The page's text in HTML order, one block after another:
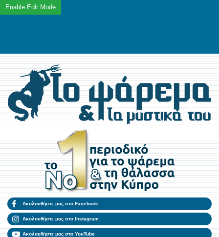
Ακολουθήστε μας στο Facebook
Ακολουθήστε μας στο Instagram
Ακολουθήστε μας στο YouTube